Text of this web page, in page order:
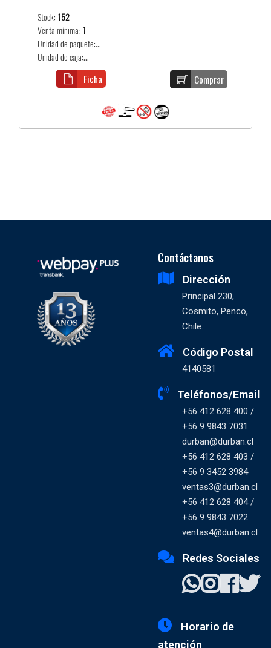
Stock: 152
Venta mínima: 1
Unidad de paquete:...
Unidad de caja:...
Comprar
Ficha
Contáctanos
Dirección
Principal 230,
Cosmito, Penco,
Chile.
Código Postal
4140581
Teléfonos/Email
+56 412 628 400 /
+56 9 9843 7031
durban@durban.cl
+56 412 628 403 /
+56 9 3452 3984
ventas3@durban.cl
+56 412 628 404 /
+56 9 9843 7022
ventas4@durban.cl
Redes Sociales
Horario de
atención